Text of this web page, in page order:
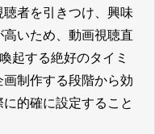
者を引きつけ、興味
いため、動画視聴直
起する絶好のタイミ
制作する段階から効
的確に設定すること